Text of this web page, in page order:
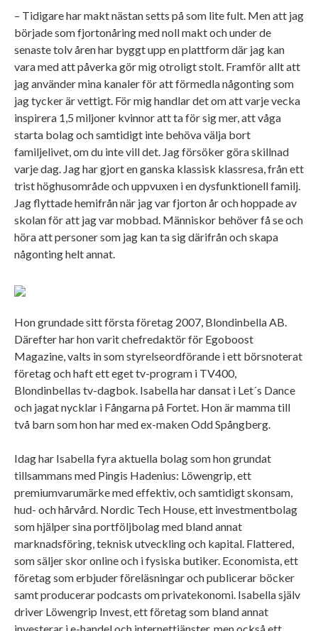
– Tidigare har makt nästan setts på som lite fult. Men att jag
började som fjortonåring med noll makt och under de
senaste tolv åren har byggt upp en plattform där jag kan
vara med att påverka gör mig otroligt stolt. Framför allt att
jag använder mina kanaler för att förmedla någonting som
jag tycker är vettigt. För mig handlar det om att varje vecka
inspirera 1,5 miljoner kvinnor att ta för sig mer, att våga
starta bolag och samtidigt inte behöva välja bort
familjelivet, om du inte vill det. Jag försöker göra skillnad
varje dag. Jag har gjort en ganska klassisk klassresa, från ett
trist höghusområde och uppvuxen i en dysfunktionell familj.
Jag flyttade hemifrån när jag var fjorton år och hoppade av
skolan för att jag var mobbad. Människor behöver få se och
höra att personer som jag kan ta sig därifrån och skapa
någonting helt annat.
Hon grundade sitt första företag 2007, Blondinbella AB.
Därefter har hon varit chefredaktör för Egoboost
Magazine, valts in som styrelseordförande i ett börsnoterat
företag och haft ett eget tv-program i TV400,
Blondinbellas tv-dagbok. Isabella har dansat i Let´s Dance
och jagat nycklar i Fångarna på Fortet. Hon är mamma till
två barn som hon har med ex-maken Odd Spångberg.
Idag har Isabella fyra aktuella bolag som hon grundat
tillsammans med Pingis Hadenius: Löwengrip, ett
premiumvarumärke med effektiv, och samtidigt skonsam,
hud- och hårvård. Nordic Tech House, ett investmentbolag
som hjälper sina portföljbolag med bland annat
marknadsföring, teknisk utveckling och kapital. Flattered,
som säljer skor online och i fysiska butiker. Economista, ett
företag som erbjuder föreläsningar och publicerar böcker
samt producerar podcasts om privatekonomi. Isabella själv
driver Löwengrip Invest, ett företag som bland annat
investerar i e-handel och internettjänster, men också ett